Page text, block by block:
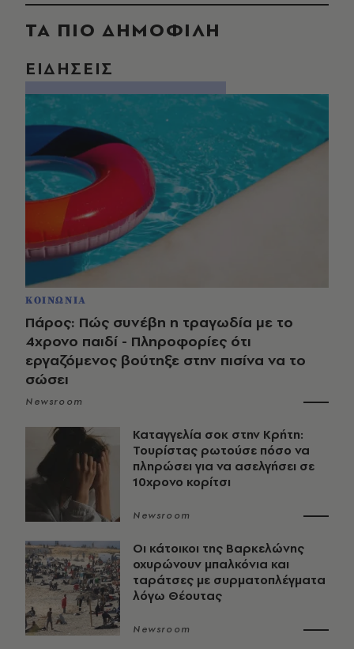
ΤΑ ΠΙΟ ΔΗΜΟΦΙΛΗ
ΕΙΔΗΣΕΙΣ
ΚΟΙΝΩΝΙΑ
Πάρος: Πώς συνέβη η τραγωδία με το
4χρονο παιδί - Πληροφορίες ότι
εργαζόμενος βούτηξε στην πισίνα να το
σώσει
Newsroom
Καταγγελία σοκ στην Κρήτη:
Τουρίστας ρωτούσε πόσο να
πληρώσει για να ασελγήσει σε
10χρονο κορίτσι
Newsroom
Οι κάτοικοι της Βαρκελώνης
οχυρώνουν μπαλκόνια και
ταράτσες με συρματοπλέγματα
λόγω Θέουτας
Newsroom